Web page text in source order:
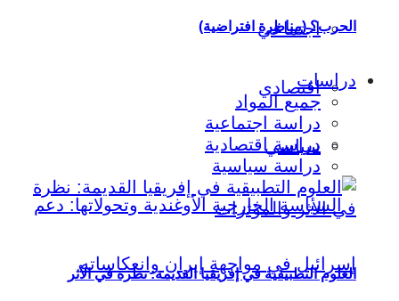
اجتماعي
اقتصادي
سياسي
الحرب؟ (مناظرة افتراضية)
دراسات
جميع المواد
دراسة اجتماعية
دراسة اقتصادية
دراسة سياسية
العلوم التطبيقية في إفريقيا القديمة: نظرة في الأثر